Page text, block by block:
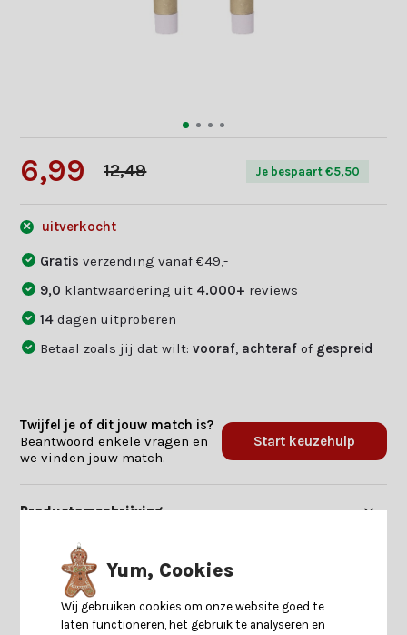
6,99 12,49 Je bespaart €5,50
uitverkocht
Gratisverzending vanaf €49,-
9,0 klantwaardering uit 4.000+ reviews
14dagen uitproberen
Betaal zoals jij dat wilt:vooraf achteraf of gespreid
Twijfel je of dit jouw match is?
Beantwoord enkele vragen en
we vinden jouw match.
Start keuzehulp
Productomschrijving
Specificaties
Reviews
Yum, Cookies
Wij gebruiken cookies om onze website goed te
laten functioneren, het gebruik te analyseren en